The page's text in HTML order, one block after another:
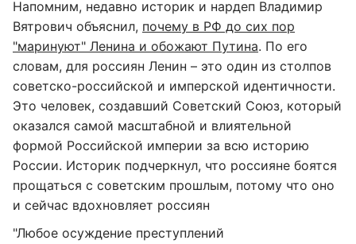
Напомним, недавно историк и нардеп Владимир
Вятрович объяснил, почему в РФ до сих пор
"маринуют" Ленина и обожают Путина. По его
словам, для россиян Ленин – это один из столпов
советско-российской и имперской идентичности.
Это человек, создавший Советский Союз, который
оказался самой масштабной и влиятельной
формой Российской империи за всю историю
России. Историк подчеркнул, что россияне боятся
прощаться с советским прошлым, потому что оно
и сейчас вдохновляет россиян
"Любое осуждение преступлений